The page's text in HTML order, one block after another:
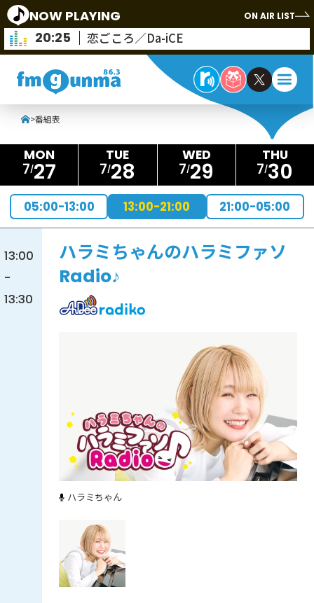
NOW PLAYING ON AIR LIST
20:25 恋ごころ／Da-iCE
>番組表
7 27 7 28 7 29 7 30
05:00-13:00 13:00-21:00 21:00-05:00
13:00
-
13:30
ハラミちゃんのハラミファソ
Radio♪
ハラミちゃん